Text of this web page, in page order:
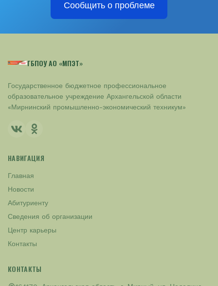
Сообщить о проблеме
ГБПОУ АО «МПЭТ»
Государственное бюджетное профессиональное
образовательное учреждение Архангельской области
«Мирнинский промышленно-экономический техникум»
НАВИГАЦИЯ
Главная
Новости
Абитуриенту
Сведения об организации
Центр карьеры
Контакты
КОНТАКТЫ